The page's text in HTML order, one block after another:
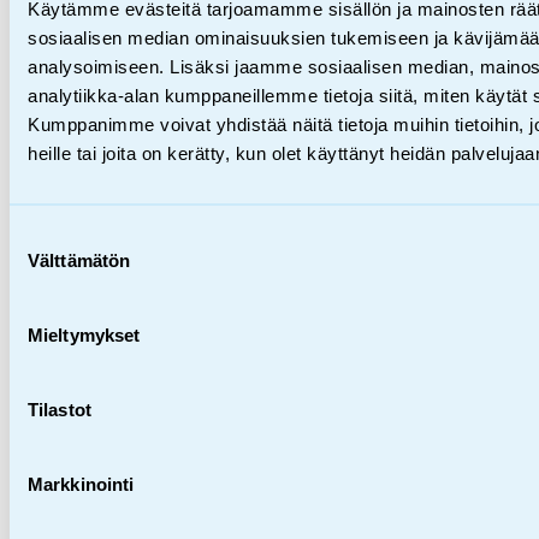
Käytämme evästeitä tarjoamamme sisällön ja mainosten
sosiaalisen median ominaisuuksien tukemiseen ja
analysoimiseen. Lisäksi jaamme sosiaalisen median,
analytiikka-alan kumppaneillemme tietoja siitä, miten käytät
Kumppanimme voivat yhdistää näitä tietoja muihin tietoihin,
heille tai joita on kerätty, kun olet käyttänyt heidän
valinta
Välttämätön
Mieltymykset
Tilastot
Markkinointi
Lastensuojelu,Tiedotteet
Van­hem­pien päih­tei­den­käyt­
tö on ris­ki lap­sen kal­toin­koh­
te­luun